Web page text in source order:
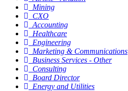
Mining
CXO
Accounting
Healthcare
Engineering
Marketing & Communications
Business Services - Other
Consulting
Board Director
Energy and Utilities